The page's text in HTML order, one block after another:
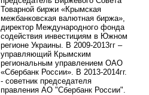
Товарной биржи «Крымская
межбанковская валютная биржа»,
директор Международного фонда
содействия инвестициям в Южном
регионе Украины. В 2009-2013гг –
управляющий Крымским
региональным управлением ОАО
«Сбербанк России». В 2013-2014гг.
- советник председателя
правления АО "Сбербанк России".